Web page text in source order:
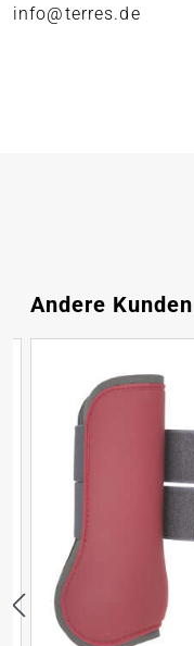
info@terres.de
Produktgalerie
Andere